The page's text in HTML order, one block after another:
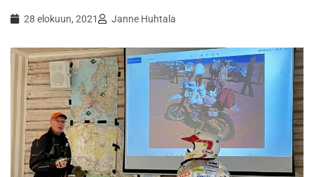
28 elokuun, 2021 Janne Huhtala